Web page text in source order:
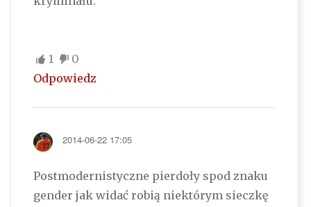
1
0
Odpowiedz
2014-06-22 17:05
Postmodernistyczne pierdoły spod znaku
gender jak widać robią niektórym sieczkę